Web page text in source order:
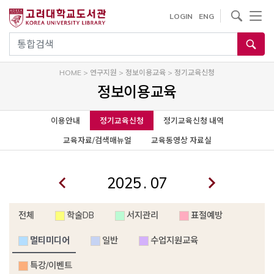
통합검색
LOGIN ENG
사이트내 검색
HOME > 연구지원 > 정보이용교육 > 정기교육신청
정보이용교육
이용안내 정기교육신청
정기교육신청 내역
교육자료/검색매뉴얼
교육동영상 자료실
.
전체 학술DB 서지관리 표절예방
멀티미디어 일반 수업지원교육
특강/이벤트